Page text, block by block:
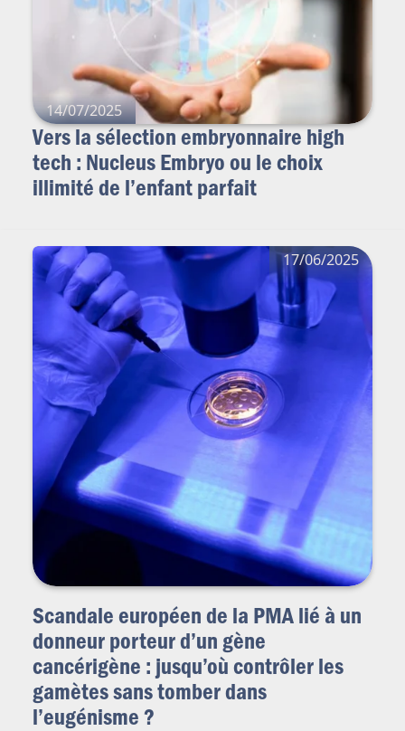
14/07/2025
Vers la sélection embryonnaire high
tech : Nucleus Embryo ou le choix
illimité de l’enfant parfait
17/06/2025
Scandale européen de la PMA lié à un
donneur porteur d’un gène
cancérigène : jusqu’où contrôler les
gamètes sans tomber dans
l’eugénisme ?